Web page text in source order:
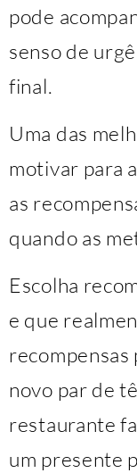
pode
senso de
final.
Uma das
motivar para
as
quando as
Escolha
e que
recompensas
novo par de
restaurante
um presente